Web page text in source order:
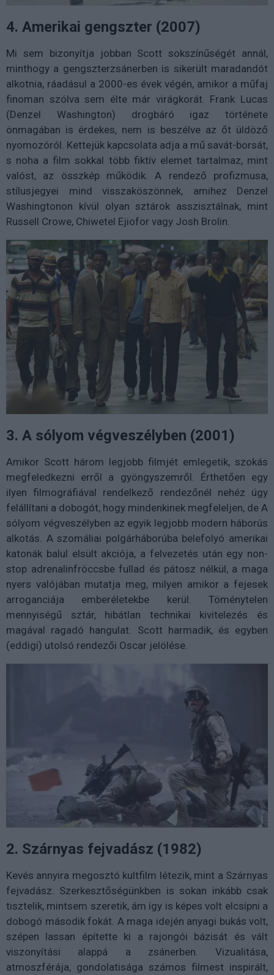
4. Amerikai gengszter (2007)
Mi sem bizonyítja jobban Scott sokszínűségét annál,
minthogy a gengszterzsánerben is sikerült maradandót
alkotnia, ráadásul a 2000-es évek végén, amikor a műfaj
finoman szólva sem élte már virágkorát. Frank Lucas
(Denzel Washington) drogbáró igaz története
önmagában is érdekes, nem is beszélve az őt üldöző
nyomozóról. Kettejük kapcsolata adja a mű savát-borsát,
s noha a film sokkal több fiktív elemet tartalmaz, mint
valóst, az összkép működik. A rendező profizmusa,
stílusjegyei mind visszaköszönnek, amihez Denzel
Washingtonon kívül olyan sztárok asszisztálnak, mint
Russell Crowe, Chiwetel Ejiofor vagy Josh Brolin.
3. A sólyom végveszélyben (2001)
Amikor Scott három legjobb filmjét emlegetik, szokás
megfeledkezni erről a gyöngyszemről. Érthetően egy
ilyen filmográfiával rendelkező rendezőnél nehéz úgy
felállítani a dobogót, hogy mindenkinek megfeleljen, de A
sólyom végveszélyben az egyik legjobb modern háborús
alkotás. A szomáliai polgárháborúba belefolyó amerikai
katonák balul elsült akciója, a felvezetés után egy non-
stop adrenalinfröccsbe fullad és pátosz nélkül, a maga
nyers valójában mutatja meg, milyen amikor a fejesek
arroganciája emberéletekbe kerül. Töménytelen
mennyiségű sztár, hibátlan technikai kivitelezés és
magával ragadó hangulat. Scott harmadik, és egyben
(eddigi) utolsó rendezői Oscar jelölése.
2. Szárnyas fejvadász (1982)
Kevés annyira megosztó kultfilm létezik, mint a Szárnyas
fejvadász. Szerkesztőségünkben is sokan inkább csak
tisztelik, mintsem szeretik, ám így is képes volt elcsípni a
dobogó második fokát. A maga idején anyagi bukás volt,
szépen lassan építette ki a rajongói bázisát és vált
viszonyítási alappá a zsánerben. Vizualitása,
atmoszférája, gondolatisága számos filmest inspirált,